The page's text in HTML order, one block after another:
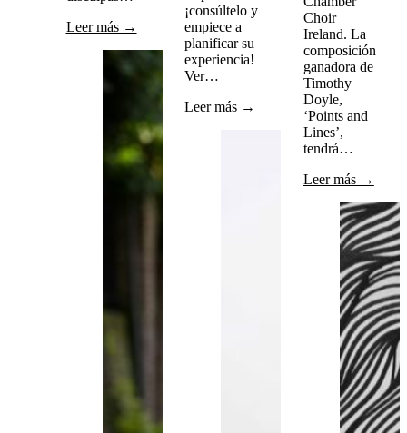
Leer más →
¡consúltelo y
empiece a
planificar su
experiencia!
Ver…
Leer más →
Choir
Ireland. La
composición
ganadora de
Timothy
Doyle,
‘Points and
Lines’,
tendrá…
Leer más →